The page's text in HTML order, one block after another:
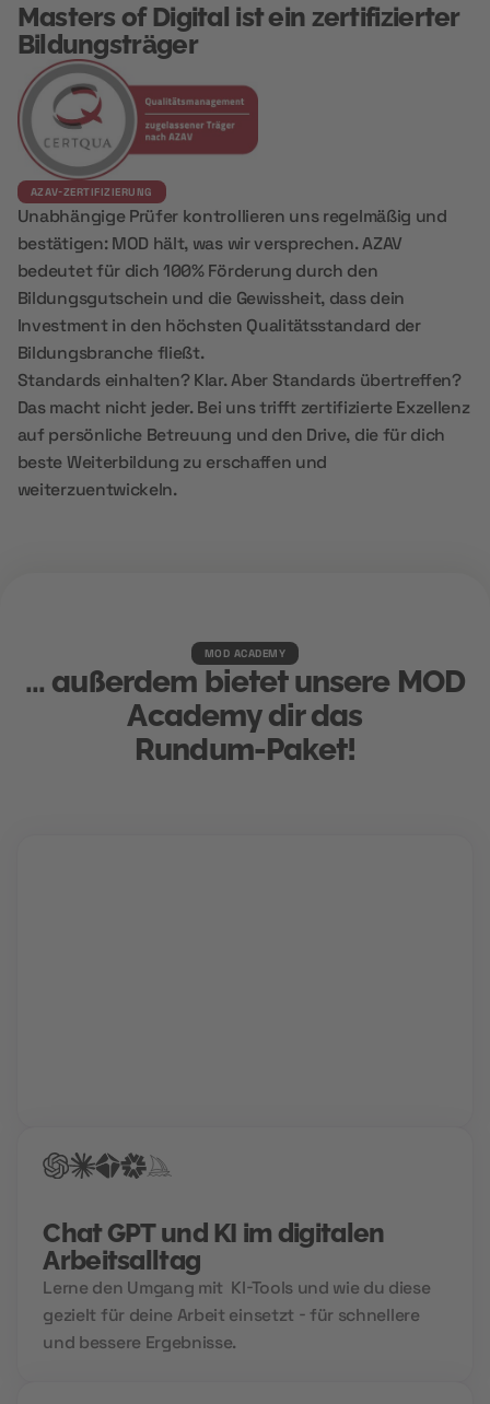
Masters of Digital ist ein zertifizierter
Bildungsträger
AZAV-ZERTIFIZIERUNG
Unabhängige Prüfer kontrollieren uns regelmäßig und
bestätigen: MOD hält, was wir versprechen. AZAV
bedeutet für dich 100% Förderung durch den
Bildungsgutschein und die Gewissheit, dass dein
Investment in den höchsten Qualitätsstandard der
Bildungsbranche fließt.
Standards einhalten? Klar. Aber Standards übertreffen?
Das macht nicht jeder. Bei uns trifft zertifizierte Exzellenz
auf persönliche Betreuung und den Drive, die für dich
beste Weiterbildung zu erschaffen und
weiterzuentwickeln.
MOD ACADEMY
... außerdem bietet unsere MOD
Academy dir das
Rundum-Paket!
Chat GPT und KI im digitalen
Arbeitsalltag
Lerne den Umgang mit KI-Tools und wie du diese
gezielt für deine Arbeit einsetzt - für schnellere
und bessere Ergebnisse.